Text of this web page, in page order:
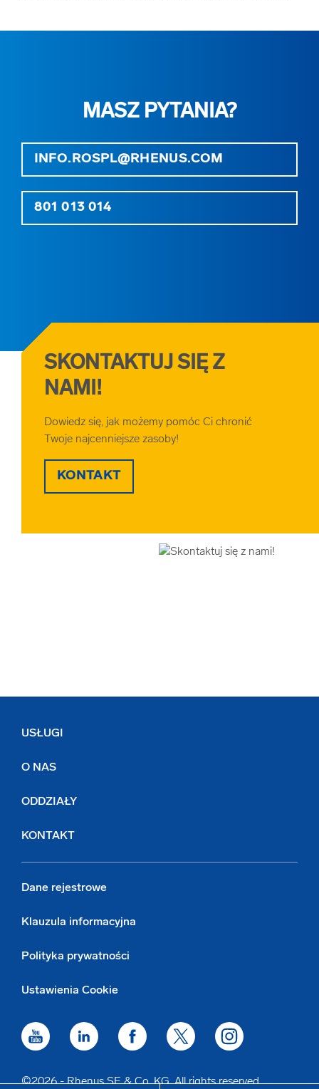
MASZ PYTANIA?
INFO.ROSPL@RHENUS.COM
801 013 014
SKONTAKTUJ SIĘ Z
NAMI!
Dowiedz się, jak możemy pomóc Ci chronić
Twoje najcenniejsze zasoby!
KONTAKT
USŁUGI
O NAS
ODDZIAŁY
KONTAKT
Dane rejestrowe
Klauzula informacyjna
Polityka prywatności
Ustawienia Cookie
©2026 - Rhenus SE & Co. KG. All rights reserved.